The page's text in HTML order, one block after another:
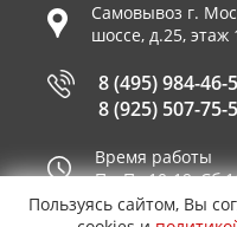
Самовывоз г.
шоссе, д.25, этаж
8 (495) 984-46-
8 (925) 507-75-
Время работы
Пн-Пт 10-19, Сб
Пользуясь сайтом, Вы